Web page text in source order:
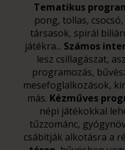
Tematikus
pong, tollas,
társasok, spirál
játékra... Számos
lesz csillagászat,
programozás,
mesefoglalkozások,
más. Kézműves
népi játékokkal
tűzzománc,
csábítják alkotásra a